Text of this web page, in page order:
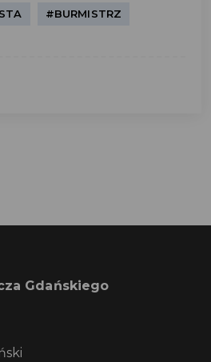
#BURMISTRZ
Gdańskiego